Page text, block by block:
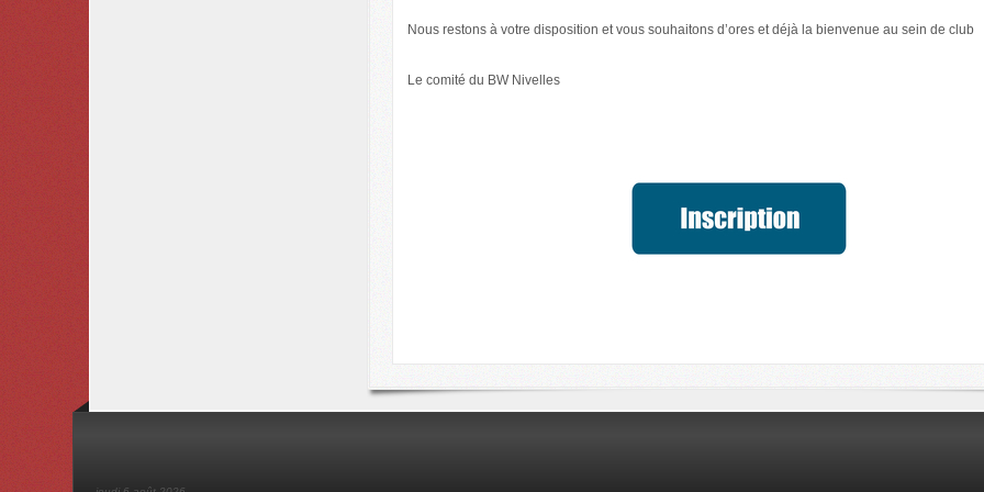
Nous restons à votre disposition et vous souhaitons d’ores et déjà la bienvenue au sein de club
Le comité du BW Nivelles